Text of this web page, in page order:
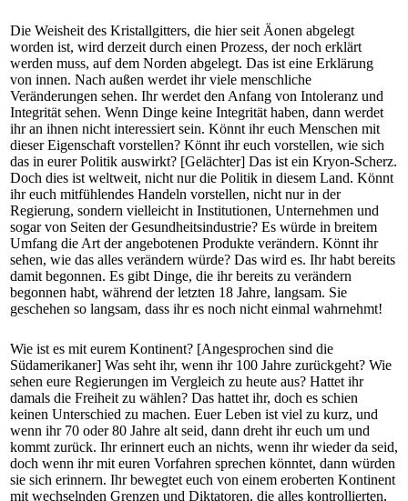
Die Weisheit des Kristallgitters, die hier seit Äonen abgelegt
worden ist, wird derzeit durch einen Prozess, der noch erklärt
werden muss, auf dem Norden abgelegt. Das ist eine Erklärung
von innen. Nach außen werdet ihr viele menschliche
Veränderungen sehen. Ihr werdet den Anfang von Intoleranz und
Integrität sehen. Wenn Dinge keine Integrität haben, dann werdet
ihr an ihnen nicht interessiert sein. Könnt ihr euch Menschen mit
dieser Eigenschaft vorstellen? Könnt ihr euch vorstellen, wie sich
das in eurer Politik auswirkt? [Gelächter] Das ist ein Kryon-Scherz.
Doch dies ist weltweit, nicht nur die Politik in diesem Land. Könnt
ihr euch mitfühlendes Handeln vorstellen, nicht nur in der
Regierung, sondern vielleicht in Institutionen, Unternehmen und
sogar von Seiten der Gesundheitsindustrie? Es würde in breitem
Umfang die Art der angebotenen Produkte verändern. Könnt ihr
sehen, wie das alles verändern würde? Das wird es. Ihr habt bereits
damit begonnen. Es gibt Dinge, die ihr bereits zu verändern
begonnen habt, während der letzten 18 Jahre, langsam. Sie
geschehen so langsam, dass ihr es noch nicht einmal wahrnehmt!
Wie ist es mit eurem Kontinent? [Angesprochen sind die
Südamerikaner] Was seht ihr, wenn ihr 100 Jahre zurückgeht? Wie
sehen eure Regierungen im Vergleich zu heute aus? Hattet ihr
damals die Freiheit zu wählen? Das hattet ihr, doch es schien
keinen Unterschied zu machen. Euer Leben ist viel zu kurz, und
wenn ihr 70 oder 80 Jahre alt seid, dann dreht ihr euch um und
kommt zurück. Ihr erinnert euch an nichts, wenn ihr wieder da seid,
doch wenn ihr mit euren Vorfahren sprechen könntet, dann würden
sie sich erinnern. Ihr bewegtet euch von einem eroberten Kontinent
mit wechselnden Grenzen und Diktatoren, die alles kontrollierten,